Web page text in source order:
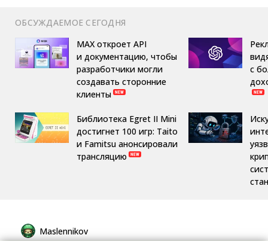
ОБСУЖДАЕМОЕ СЕГОДНЯ
MAX откроет API
и документацию, чтобы
разработчики могли
создавать сторонние
клиенты
Библиотека Egret II Mini
достигнет 100 игр: Taito
и Famitsu анонсировали
трансляцию
с
Maslennikov